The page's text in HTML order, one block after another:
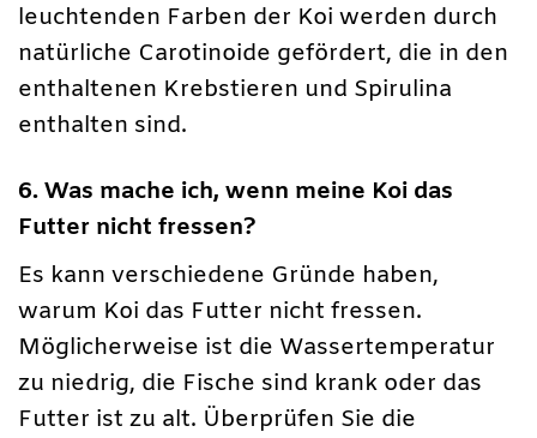
leuchtenden Farben der Koi werden durch
natürliche Carotinoide gefördert, die in den
enthaltenen Krebstieren und Spirulina
enthalten sind.
6. Was mache ich, wenn meine Koi das
Futter nicht fressen?
Es kann verschiedene Gründe haben,
warum Koi das Futter nicht fressen.
Möglicherweise ist die Wassertemperatur
zu niedrig, die Fische sind krank oder das
Futter ist zu alt. Überprüfen Sie die